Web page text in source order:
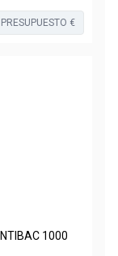
PRESUPUESTO €
1000